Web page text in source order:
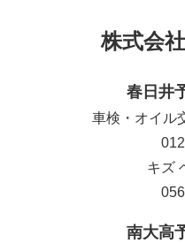
株式会
春日井
車検・オイル
キズ
南大高